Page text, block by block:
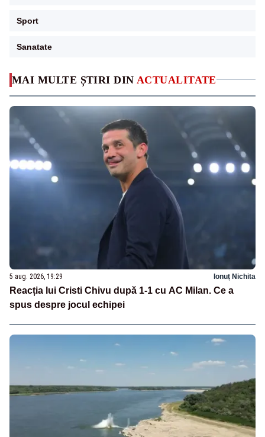
MAI MULTE ȘTIRI DIN ACTUALITATE
5 aug. 2026, 19:29 Ionuț Nichita
Reacția lui Cristi Chivu după 1-1 cu AC Milan. Ce a
spus despre jocul echipei
Sport
Sanatate